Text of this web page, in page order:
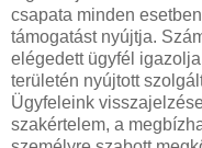
csapata minden
támogatást nyújtja.
elégedett ügyfél
területén nyújtott
Ügyfeleink
szakértelem, a